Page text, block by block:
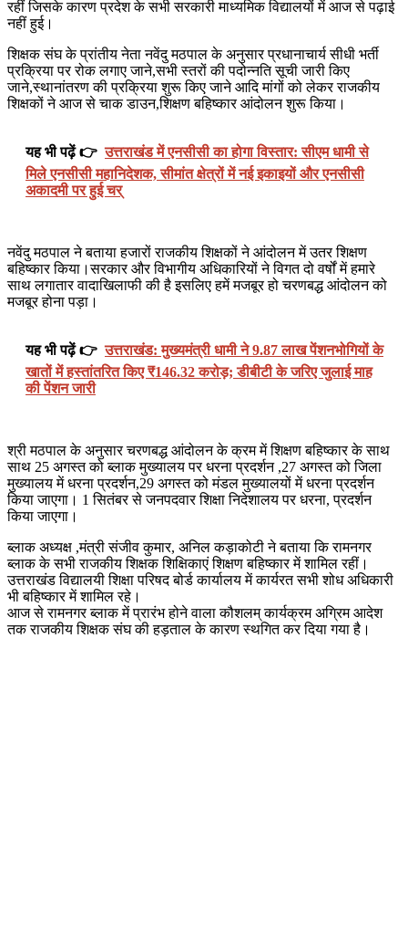
रहीं जिसके कारण प्रदेश के सभी सरकारी माध्यमिक विद्यालयों में आज से पढ़ाई
नहीं हुई।
शिक्षक संघ के प्रांतीय नेता नवेंदु मठपाल के अनुसार प्रधानाचार्य सीधी भर्ती
प्रक्रिया पर रोक लगाए जाने,सभी स्तरों की पदोन्नति सूची जारी किए
जाने,स्थानांतरण की प्रक्रिया शुरू किए जाने आदि मांगों को लेकर राजकीय
शिक्षकों ने आज से चाक डाउन,शिक्षण बहिष्कार आंदोलन शुरू किया।
यह भी पढ़ें 👉 उत्तराखंड में एनसीसी का होगा विस्तार: सीएम धामी से
मिले एनसीसी महानिदेशक, सीमांत क्षेत्रों में नई इकाइयों और एनसीसी
अकादमी पर हुई चर्
नवेंदु मठपाल ने बताया हजारों राजकीय शिक्षकों ने आंदोलन में उतर शिक्षण
बहिष्कार किया।सरकार और विभागीय अधिकारियों ने विगत दो वर्षों में हमारे
साथ लगातार वादाखिलाफी की है इसलिए हमें मजबूर हो चरणबद्ध आंदोलन को
मजबूर होना पड़ा।
यह भी पढ़ें 👉 उत्तराखंड: मुख्यमंत्री धामी ने 9.87 लाख पेंशनभोगियों के
खातों में हस्तांतरित किए ₹146.32 करोड़; डीबीटी के जरिए जुलाई माह
की पेंशन जारी
श्री मठपाल के अनुसार चरणबद्ध आंदोलन के क्रम में शिक्षण बहिष्कार के साथ
साथ 25 अगस्त को ब्लाक मुख्यालय पर धरना प्रदर्शन ,27 अगस्त को जिला
मुख्यालय में धरना प्रदर्शन,29 अगस्त को मंडल मुख्यालयों में धरना प्रदर्शन
किया जाएगा। 1 सितंबर से जनपदवार शिक्षा निदेशालय पर धरना, प्रदर्शन
किया जाएगा।
ब्लाक अध्यक्ष ,मंत्री संजीव कुमार, अनिल कड़ाकोटी ने बताया कि रामनगर
ब्लाक के सभी राजकीय शिक्षक शिक्षिकाएं शिक्षण बहिष्कार में शामिल रहीं।
उत्तराखंड विद्यालयी शिक्षा परिषद बोर्ड कार्यालय में कार्यरत सभी शोध अधिकारी
भी बहिष्कार में शामिल रहे।
आज से रामनगर ब्लाक में प्रारंभ होने वाला कौशलम् कार्यक्रम अग्रिम आदेश
तक राजकीय शिक्षक संघ की हड़ताल के कारण स्थगित कर दिया गया है।